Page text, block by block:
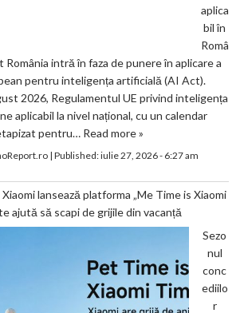
aplica
bil în
Româ
România intră în faza de punere în aplicare a
pentru inteligența artificială (AI Act).
2026, Regulamentul UE privind inteligența
aplicabil la nivel național, cu un calendar
pentru… Read more »
| Published:iulie 27, 2026 - 6:27 am
lansează platforma „Me Time is Xiaomi
ajută să scapi de grijile din vacanță
Sezo
nul
conc
ediilo
r